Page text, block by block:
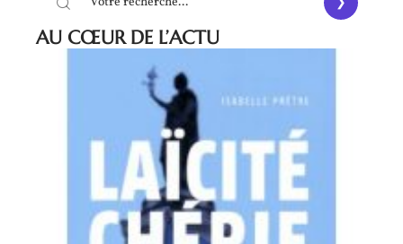
AU CŒUR DE L’ACTU